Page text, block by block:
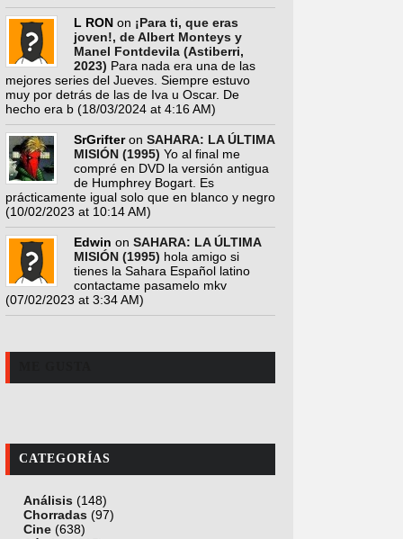
L RON on ¡Para ti, que eras
joven!, de Albert Monteys y
Manel Fontdevila (Astiberri,
2023) Para nada era una de las
mejores series del Jueves. Siempre estuvo
muy por detrás de las de Iva u Oscar. De
hecho era b (18/03/2024 at 4:16 AM)
SrGrifteron SAHARA: LA ÚLTIMA
MISIÓN (1995) Yo al final me
compré en DVD la versión antigua
de Humphrey Bogart. Es
prácticamente igual solo que en blanco y negro
(10/02/2023 at 10:14 AM)
Edwin on SAHARA: LA ÚLTIMA
MISIÓN (1995) hola amigo si
tienes la Sahara Español latino
contactame pasamelo mkv
(07/02/2023 at 3:34 AM)
CATEGORÍAS
Análisis (148)
Chorradas (97)
Cine (638)